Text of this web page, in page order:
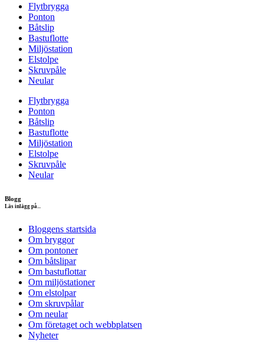
Flytbrygga
Ponton
Båtslip
Bastuflotte
Miljöstation
Elstolpe
Skruvpåle
Neular
Flytbrygga
Ponton
Båtslip
Bastuflotte
Miljöstation
Elstolpe
Skruvpåle
Neular
Blogg
Läs inlägg på...
Bloggens startsida
Om bryggor
Om pontoner
Om båtslipar
Om bastuflottar
Om miljöstationer
Om elstolpar
Om skruvpålar
Om neular
Om företaget och webbplatsen
Nyheter